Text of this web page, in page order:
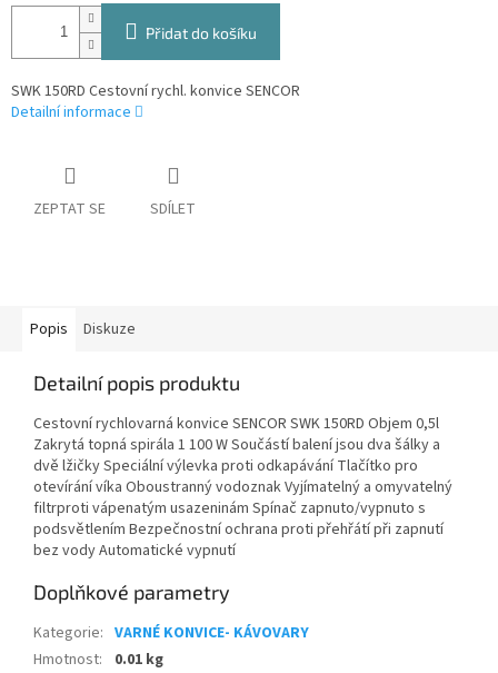
Přidat do košíku
SWK 150RD Cestovní rychl. konvice SENCOR
Detailní informace
ZEPTAT SE SDÍLET
Popis Diskuze
Detailní popis produktu
Cestovní rychlovarná konvice SENCOR SWK 150RD Objem 0,5l
Zakrytá topná spirála 1 100 W Součástí balení jsou dva šálky a
dvě lžičky Speciální výlevka proti odkapávání Tlačítko pro
otevírání víka Oboustranný vodoznak Vyjímatelný a omyvatelný
filtrproti vápenatým usazeninám Spínač zapnuto/vypnuto s
podsvětlením Bezpečnostní ochrana proti přehřátí při zapnutí
bez vody Automatické vypnutí
Doplňkové parametry
Kategorie: VARNÉ KONVICE- KÁVOVARY
Hmotnost:
0.01 kg